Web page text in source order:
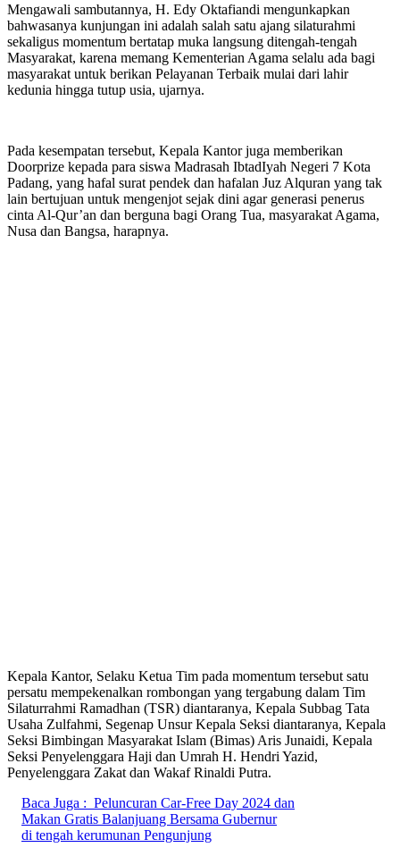
Mengawali sambutannya, H. Edy Oktafiandi mengunkapkan
bahwasanya kunjungan ini adalah salah satu ajang silaturahmi
sekaligus momentum bertatap muka langsung ditengah-tengah
Masyarakat, karena memang Kementerian Agama selalu ada bagi
masyarakat untuk berikan Pelayanan Terbaik mulai dari lahir
kedunia hingga tutup usia, ujarnya.
Pada kesempatan tersebut, Kepala Kantor juga memberikan
Doorprize kepada para siswa Madrasah IbtadIyah Negeri 7 Kota
Padang, yang hafal surat pendek dan hafalan Juz Alquran yang tak
lain bertujuan untuk mengenjot sejak dini agar generasi penerus
cinta Al-Qur’an dan berguna bagi Orang Tua, masyarakat Agama,
Nusa dan Bangsa, harapnya.
Kepala Kantor, Selaku Ketua Tim pada momentum tersebut satu
persatu mempekenalkan rombongan yang tergabung dalam Tim
Silaturrahmi Ramadhan (TSR) diantaranya, Kepala Subbag Tata
Usaha Zulfahmi, Segenap Unsur Kepala Seksi diantaranya, Kepala
Seksi Bimbingan Masyarakat Islam (Bimas) Aris Junaidi, Kepala
Seksi Penyelenggara Haji dan Umrah H. Hendri Yazid,
Penyelenggara Zakat dan Wakaf Rinaldi Putra.
Baca Juga : Peluncuran Car-Free Day 2024 dan
Makan Gratis Balanjuang Bersama Gubernur
di tengah kerumunan Pengunjung